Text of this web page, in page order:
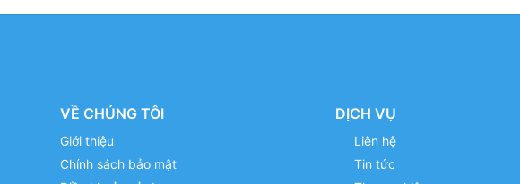
VỀ CHÚNG TÔI
Giới thiệu
Chính sách bảo mật
DỊCH VỤ
Liên hệ
Tin tức